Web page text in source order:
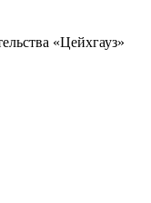
«Цейхгауз»